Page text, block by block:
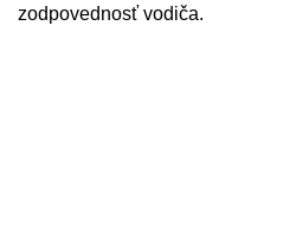
zodpovednosť vodiča.